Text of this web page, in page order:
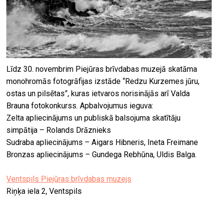
Līdz 30. novembrim Piejūras brīvdabas muzejā skatāma
monohromās fotogrāfijas izstāde “Redzu Kurzemes jūru,
ostas un pilsētas”, kuras ietvaros norisinājās arī Valda
Brauna fotokonkurss. Apbalvojumus ieguva:
Zelta apliecinājums un publiskā balsojuma skatītāju
simpātija – Rolands Drāznieks
Sudraba apliecinājums – Aigars Hibneris, Ineta Freimane
Bronzas apliecinājums – Gundega Rebhūna, Uldis Balga.
Ventspils Piejūras brīvdabas muzejs
Riņķa iela 2, Ventspils